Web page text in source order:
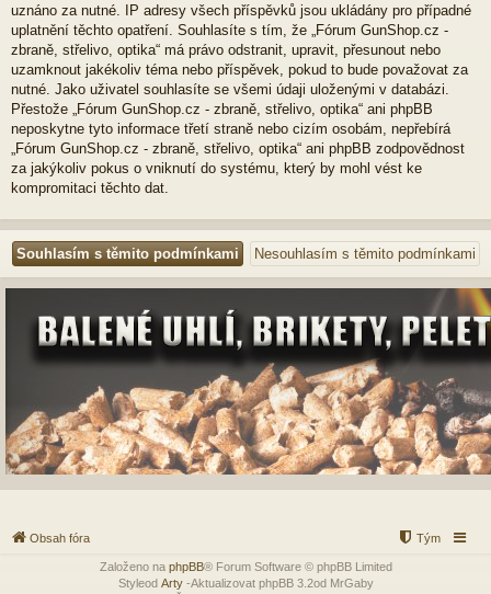
uznáno za nutné. IP adresy všech příspěvků jsou ukládány pro případné
uplatnění těchto opatření. Souhlasíte s tím, že „Fórum GunShop.cz -
zbraně, střelivo, optika“ má právo odstranit, upravit, přesunout nebo
uzamknout jakékoliv téma nebo příspěvek, pokud to bude považovat za
nutné. Jako uživatel souhlasíte se všemi údaji uloženými v databázi.
Přestože „Fórum GunShop.cz - zbraně, střelivo, optika“ ani phpBB
neposkytne tyto informace třetí straně nebo cizím osobám, nepřebírá
„Fórum GunShop.cz - zbraně, střelivo, optika“ ani phpBB zodpovědnost
za jakýkoliv pokus o vniknutí do systému, který by mohl vést ke
kompromitaci těchto dat.
Obsah fóra Tým
Založeno na phpBB® Forum Software © phpBB Limited
Styleod Arty-Aktualizovat phpBB 3.2od MrGaby